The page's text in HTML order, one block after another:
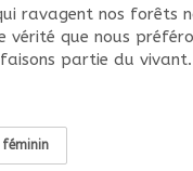
ravagent nos forêts
vérité que nous
partie du
féminin